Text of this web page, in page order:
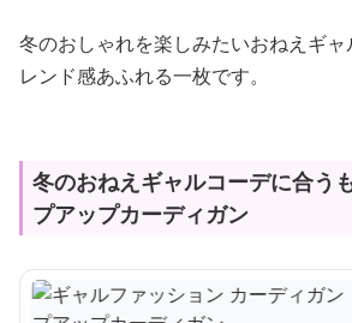
冬のおしゃれを楽しみたいおねえギャ
レンド感あふれる一枚です。
冬のおねえギャルコーデに合う
プアップカーディガン